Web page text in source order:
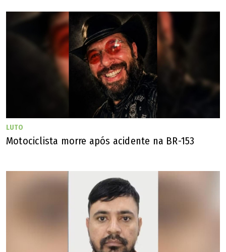
Nota de pesar enviada pela PM (Divulgação/ Polícia Militar de Goiás)
A Polícia Militar de Goiás (PMGO) divulgou uma nota de
pesar confirmando a morte do sargento. "A Polícia Militar
de Goiás se solidariza com familiares amigos e irmãos de
farda. Desejamos que todos encontrem força e conforto
para suportar e superar esse momento de dor"
Segundo a PM, detalhes sobre o velório e o sepultamento
🔔 Siga o canal de O POPULAR no WhatsApp
LUTO
Motociclista morre após acidente na BR-153